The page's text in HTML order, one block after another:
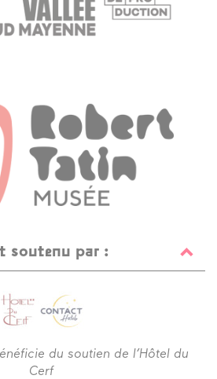
soutenu par :
du soutien de l’Hôtel du
Cerf